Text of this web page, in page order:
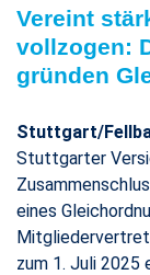
Vereint
vollzogen:
gründen
Stuttgart/
Stuttgarter
eines
zum 1. Juli 2025